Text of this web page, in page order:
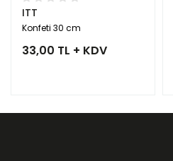
ITT
Konfeti 30 cm
33,00 TL + KDV